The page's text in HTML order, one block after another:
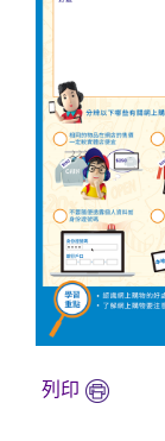
列印